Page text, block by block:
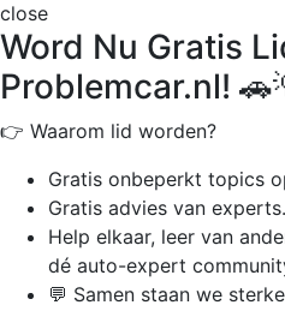
close
Word Nu Gratis
Problemcar.nl!
👉 Waarom lid worden?
Gratis onbeperkt topics
Gratis advies van experts.
Help elkaar, leer van
dé auto-expert
💬 Samen staan we